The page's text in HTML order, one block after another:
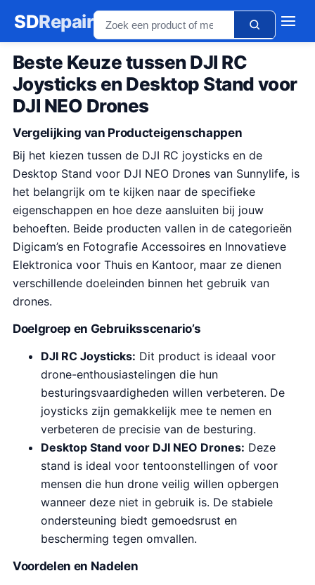
SDRepair
Beste Keuze tussen DJI RC
Joysticks en Desktop Stand voor
DJI NEO Drones
Vergelijking van Producteigenschappen
Bij het kiezen tussen de DJI RC joysticks en de
Desktop Stand voor DJI NEO Drones van Sunnylife, is
het belangrijk om te kijken naar de specifieke
eigenschappen en hoe deze aansluiten bij jouw
behoeften. Beide producten vallen in de categorieën
Digicam’s en Fotografie Accessoires en Innovatieve
Elektronica voor Thuis en Kantoor, maar ze dienen
verschillende doeleinden binnen het gebruik van
drones.
Doelgroep en Gebruiksscenario’s
DJI RC Joysticks: Dit product is ideaal voor
drone-enthousiastelingen die hun
besturingsvaardigheden willen verbeteren. De
joysticks zijn gemakkelijk mee te nemen en
verbeteren de precisie van de besturing.
Desktop Stand voor DJI NEO Drones: Deze
stand is ideal voor tentoonstellingen of voor
mensen die hun drone veilig willen opbergen
wanneer deze niet in gebruik is. De stabiele
ondersteuning biedt gemoedsrust en
bescherming tegen omvallen.
Voordelen en Nadelen